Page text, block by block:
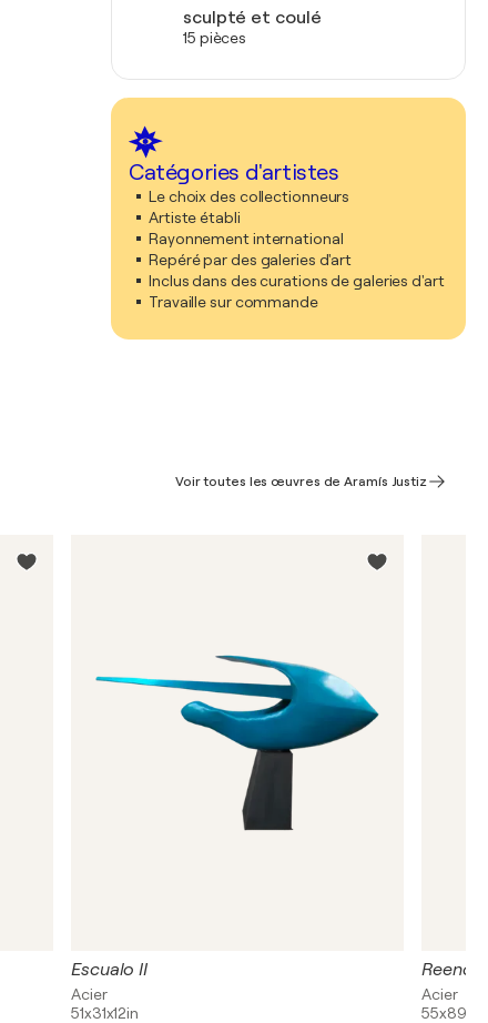
sculpté et coulé
15 pièces
Catégories d'artistes
Le choix des collectionneurs
Artiste établi
Rayonnement international
Repéré par des galeries d'art
Inclus dans des curations de galeries d'art
Travaille sur commande
Voir toutes les œuvres de Aramís Justiz
Escualo II
Acier
51x31x12in
Acier